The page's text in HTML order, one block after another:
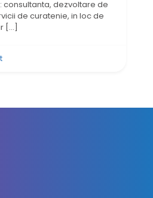
consultanta, dezvoltare de
de curatenie, in loc de
[…]